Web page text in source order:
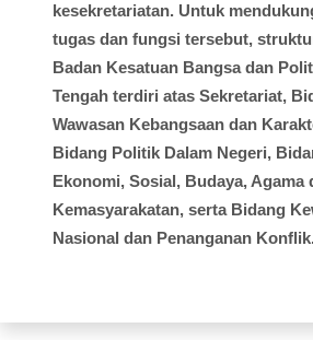
kesekretariatan. Untuk
tugas dan fungsi tersebut,
Badan Kesatuan Bangsa dan
Tengah terdiri atas Sekretariat,
Wawasan Kebangsaan dan
Bidang Politik Dalam Negeri,
Ekonomi, Sosial, Budaya, Agama
Kemasyarakatan, serta Bidang
Nasional dan Penanganan